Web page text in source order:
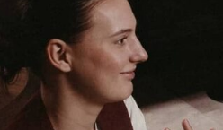
трудоустройства в
энергетика, туризм
ОПК